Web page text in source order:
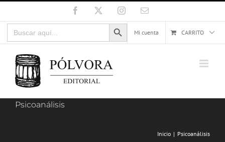
al
contenido
Facebook InstagramCorreo
Buscar:
Botón de búsqueda
Mi cuenta
CARRITO
Psicoanálisis
Inicio Psicoanálisis